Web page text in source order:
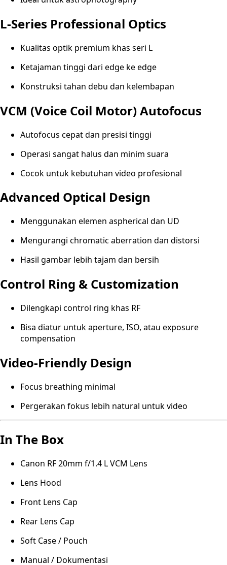
L-Series Professional Optics
Kualitas optik premium khas seri L
Ketajaman tinggi dari edge ke edge
Konstruksi tahan debu dan kelembapan
VCM (Voice Coil Motor) Autofocus
Autofocus cepat dan presisi tinggi
Operasi sangat halus dan minim suara
Cocok untuk kebutuhan video profesional
Advanced Optical Design
Menggunakan elemen aspherical dan UD
Mengurangi chromatic aberration dan distorsi
Hasil gambar lebih tajam dan bersih
Control Ring & Customization
Dilengkapi control ring khas RF
Bisa diatur untuk aperture, ISO, atau exposure
compensation
Video-Friendly Design
Focus breathing minimal
Pergerakan fokus lebih natural untuk video
In The Box
Canon RF 20mm f/1.4 L VCM Lens
Lens Hood
Front Lens Cap
Rear Lens Cap
Soft Case / Pouch
Manual / Dokumentasi